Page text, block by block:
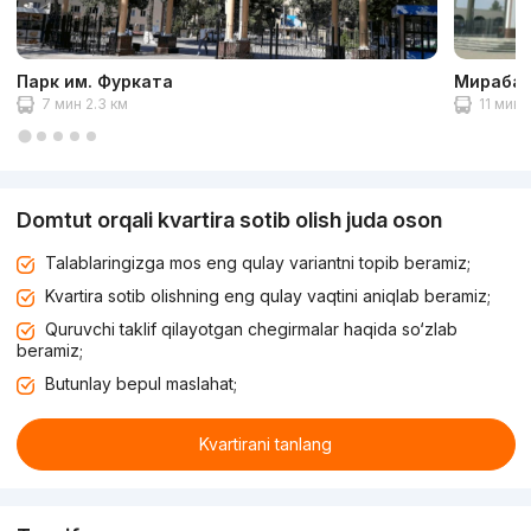
Парк им. Фурката
7 мин 2.3 км 11 мин
Domtut orqali kvartira sotib olish juda oson
Talablaringizga mos eng qulay variantni topib beramiz;
Kvartira sotib olishning eng qulay vaqtini aniqlab beramiz;
Quruvchi taklif qilayotgan chegirmalar haqida so‘zlab
beramiz;
Butunlay bepul maslahat;
Kvartirani tanlang